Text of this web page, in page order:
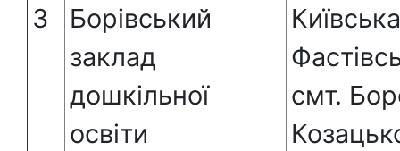
3
Борівський
заклад
дошкільної
освіти
смт.